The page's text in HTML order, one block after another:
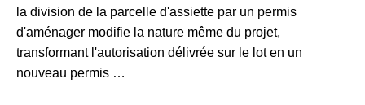
la division de la parcelle d'assiette par un permis
d'aménager modifie la nature même du projet,
transformant l'autorisation délivrée sur le lot en un
nouveau permis …